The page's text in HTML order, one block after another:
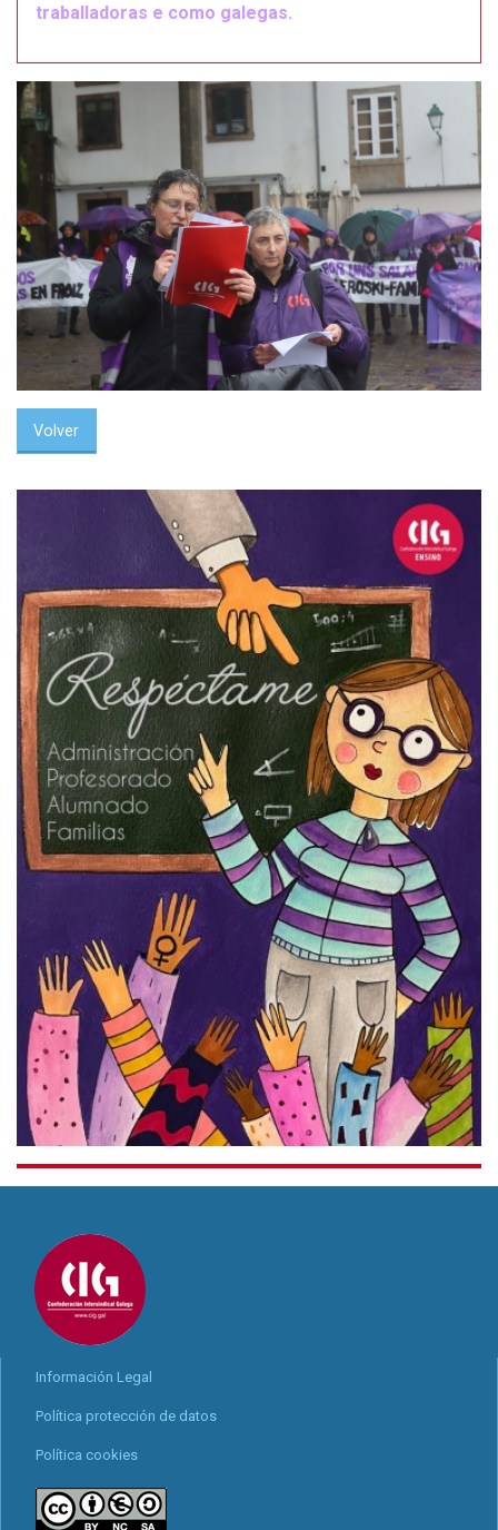
traballadoras e como galegas.
Volver
Información Legal
Política protección de datos
Política cookies